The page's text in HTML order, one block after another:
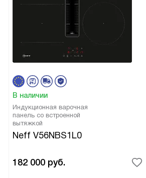
В наличии
Индукционная варочная
панель со встроенной
вытяжкой
Neff V56NBS1L0
182 000 руб.